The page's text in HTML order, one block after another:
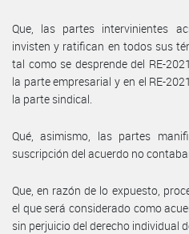
Que, las partes intervinientes
invisten y ratifican en todos sus
tal como se desprende del RE-
la parte empresarial y en el RE-
la parte sindical.
Qué, asimismo, las partes
suscripción del acuerdo no
Que, en razón de lo expuesto,
el que será considerado como
sin perjuicio del derecho individual